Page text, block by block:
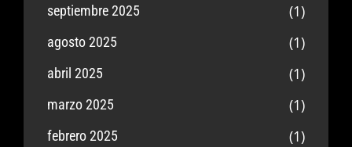
septiembre 2025 (1)
agosto 2025 (1)
abril 2025 (1)
marzo 2025 (1)
febrero 2025 (1)